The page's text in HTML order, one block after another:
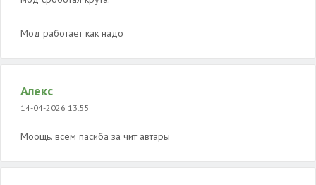
Мод работает как надо
Алекс
14-04-2026 13:55
Моощь. всем пасиба за чит автары